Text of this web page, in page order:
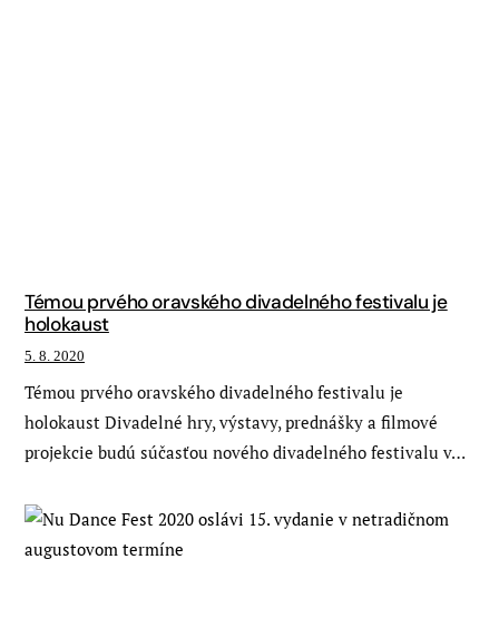
Témou prvého oravského divadelného festivalu je
holokaust
5. 8. 2020
Témou prvého oravského divadelného festivalu je
holokaust Divadelné hry, výstavy, prednášky a filmové
projekcie budú súčasťou nového divadelného festivalu v…